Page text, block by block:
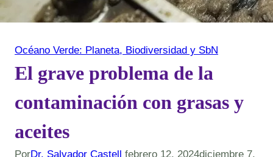
Océano Verde: Planeta, Biodiversidad y SbN
El grave problema de la
contaminación con grasas y
aceites
PorDr. Salvador Castell febrero 12, 2024diciembre 7,